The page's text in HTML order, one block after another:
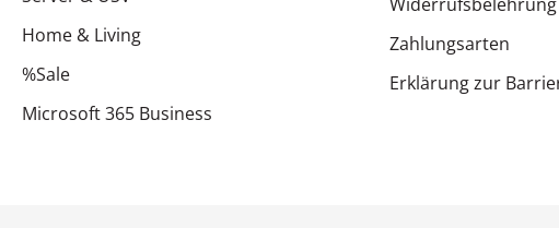
Home & Living
%Sale
Microsoft 365 Business
Zahlungsarten
Erklärung zur